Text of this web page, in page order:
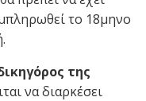
το 18μηνο
της
να διαρκέσει